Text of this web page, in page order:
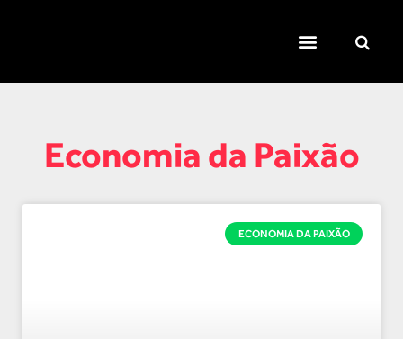
Economia da Paixão
ECONOMIA DA PAIXÃO